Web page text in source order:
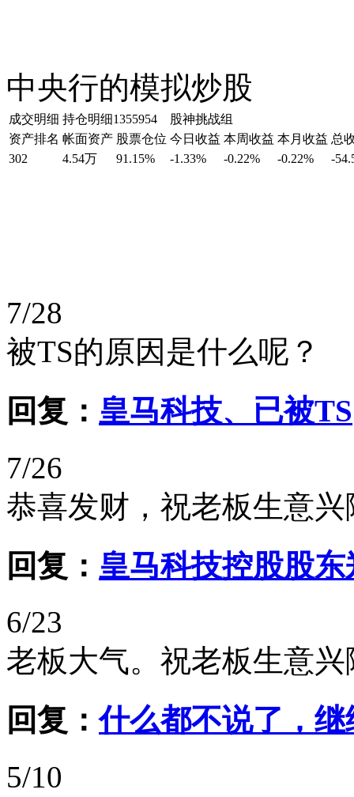
中央行的模拟炒股
成交明细 持仓明细1355954 股神挑战组
资产排名 帐面资产 股票仓位 今日收益 本周收益 本月收益 总
302
4.54万 91.15% -1.33% -0.22% -0.22% -
7/28
被TS的原因是什么呢？
回复： 皇马科技、已被TS
7/26
恭喜发财，祝老板生意
回复： 皇马科技控股股
6/23
老板大气。祝老板生意
回复：什么都不说了，继
5/10